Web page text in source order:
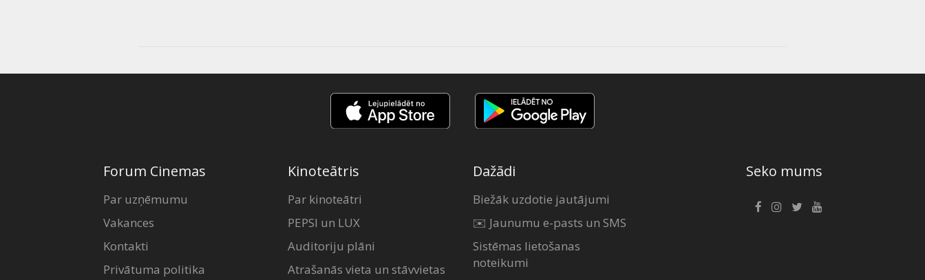
Forum Cinemas
Par uzņēmumu
Vakances
Kontakti
Privātuma politika
Kinoteātris
Par kinoteātri
PEPSI un LUX
Auditoriju plāni
Atrašanās vieta un stāvvietas
Dažādi
Biežāk uzdotie jautājumi
✉️ Jaunumu e-pasts un SMS
Sistēmas lietošanas
noteikumi
Seko mums